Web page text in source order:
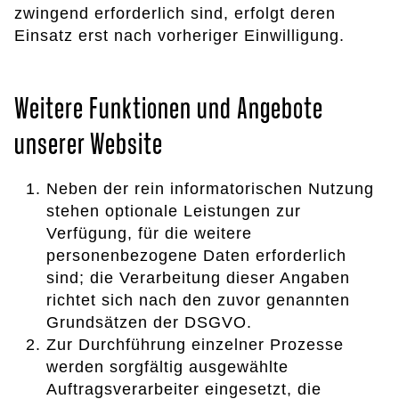
zwingend erforderlich sind, erfolgt deren
Einsatz erst nach vorheriger Einwilligung.
Weitere Funktionen und Angebote
unserer Website
Neben der rein informatorischen Nutzung
stehen optionale Leistungen zur
Verfügung, für die weitere
personenbezogene Daten erforderlich
sind; die Verarbeitung dieser Angaben
richtet sich nach den zuvor genannten
Grundsätzen der DSGVO.
Zur Durchführung einzelner Prozesse
werden sorgfältig ausgewählte
Auftragsverarbeiter eingesetzt, die